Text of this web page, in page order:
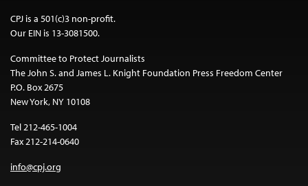
CPJ is a 501(c)3 non-profit.
Our EIN is 13-3081500.
Committee to Protect Journalists
The John S. and James L. Knight Foundation Press Freedom Center
P.O. Box 2675
New York, NY 10108
Tel 212-465-1004
Fax 212-214-0640
info@cpj.org